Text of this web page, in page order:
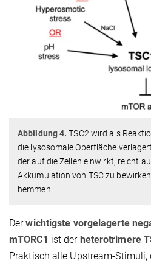
Abbildung 4.TSC2 wird als
die lysosomale Oberfläche
der auf die Zellen einwirkt, reicht
Akkumulation von TSC zu
hemmen.
Derwichtigste vorgelagerte
mTORC1 ist der heterotrimere
Praktisch alle Upstream-Stimuli,